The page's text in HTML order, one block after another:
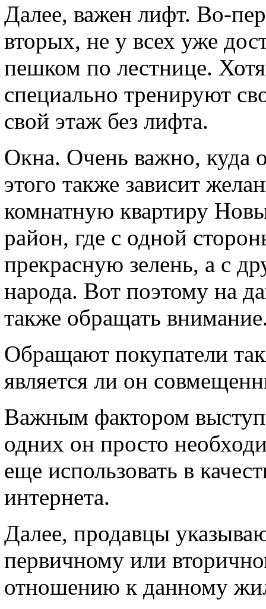
Далее, важен лифт. Во-
вторых, не у всех уже
пешком по лестнице.
специально тренируют
свой этаж без лифта.
Окна. Очень важно, куда
этого также зависит
комнатную квартиру
район, где с одной
прекрасную зелень, а с
народа. Вот поэтому на
также обращать
Обращают покупатели
является ли он
Важным фактором
одних он просто
еще использовать в
интернета.
Далее, продавцы
первичному или
отношению к данному